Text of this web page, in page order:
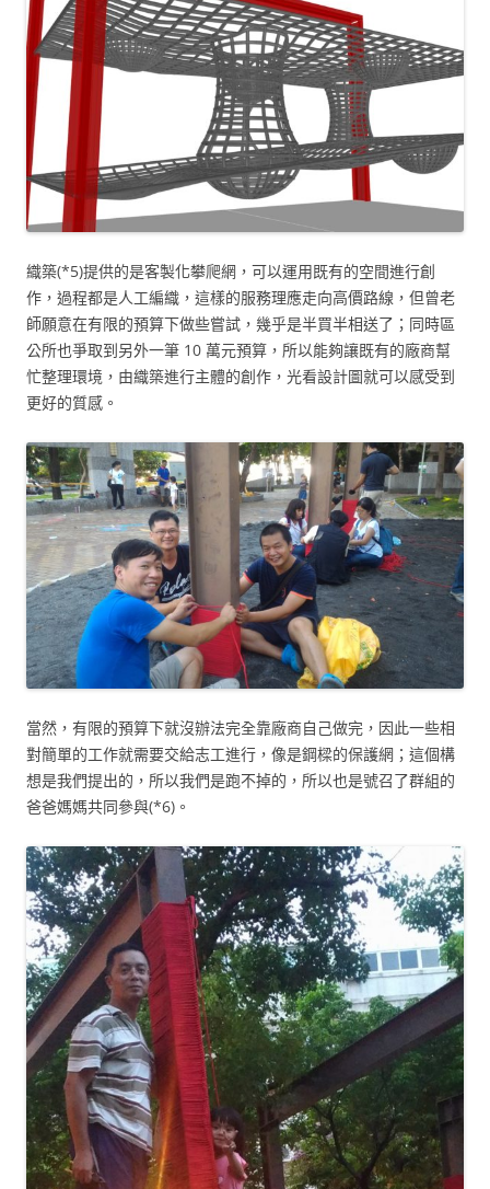
織築(*5)提供的是客製化攀爬網，可以運用既有的空間進行創
作，過程都是人工編織，這樣的服務理應走向高價路線，但曾老
師願意在有限的預算下做些嘗試，幾乎是半買半相送了；同時區
公所也爭取到另外一筆 10 萬元預算，所以能夠讓既有的廠商幫
忙整理環境，由織築進行主體的創作，光看設計圖就可以感受到
更好的質感。
當然，有限的預算下就沒辦法完全靠廠商自己做完，因此一些相
對簡單的工作就需要交給志工進行，像是鋼樑的保護網；這個構
想是我們提出的，所以我們是跑不掉的，所以也是號召了群組的
爸爸媽媽共同參與(*6)。